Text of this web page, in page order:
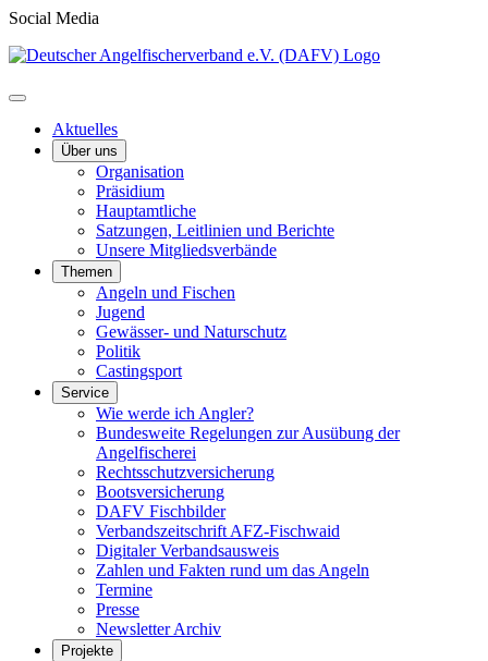
Social Media
Aktuelles
Über uns
Organisation
Präsidium
Hauptamtliche
Satzungen, Leitlinien und Berichte
Unsere Mitgliedsverbände
Themen
Angeln und Fischen
Jugend
Gewässer- und Naturschutz
Politik
Castingsport
Service
Wie werde ich Angler?
Bundesweite Regelungen zur Ausübung der
Angelfischerei
Rechtsschutzversicherung
Bootsversicherung
DAFV Fischbilder
Verbandszeitschrift AFZ-Fischwaid
Digitaler Verbandsausweis
Zahlen und Fakten rund um das Angeln
Termine
Presse
Newsletter Archiv
Projekte